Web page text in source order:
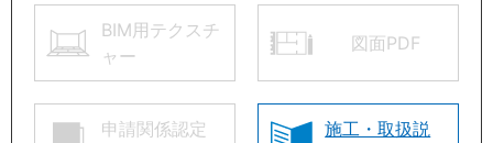
BIM用テクスチ
ャー
図面PDF
申請関係認定
施工・取扱説